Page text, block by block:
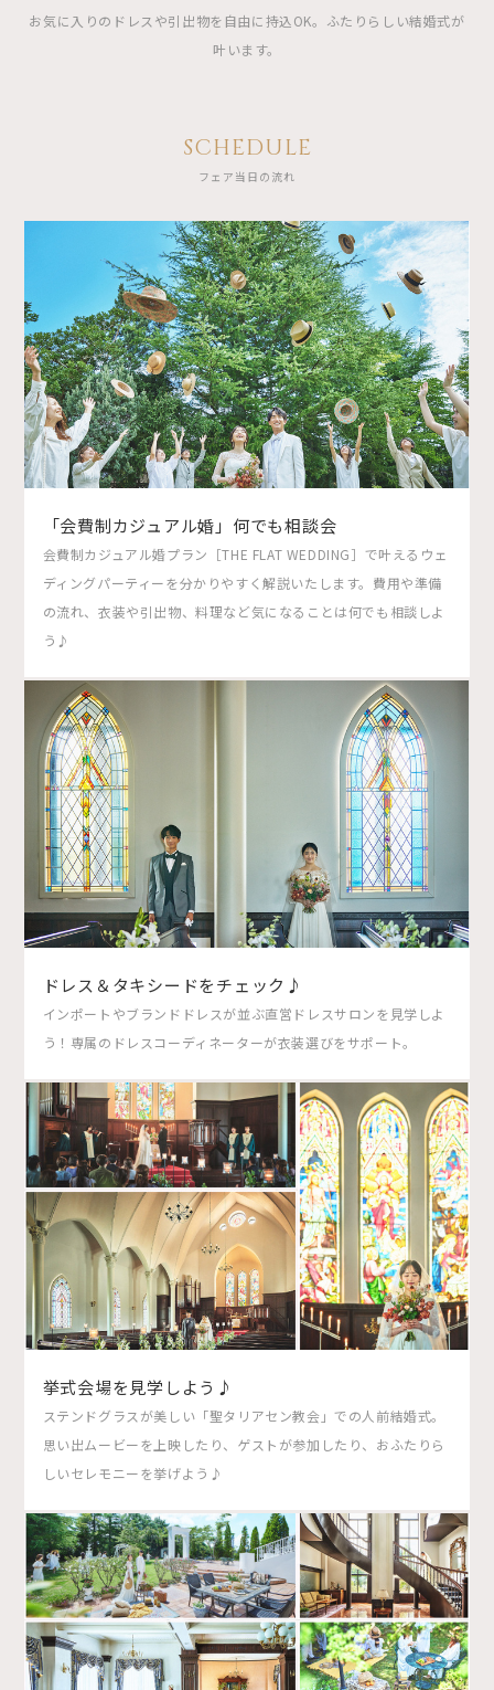
お気に入りのドレスや引出物を自由に持込OK。ふたりらしい結婚式が
叶います。
SCHEDULE
フェア当日の流れ
「会費制カジュアル婚」何でも相談会
会費制カジュアル婚プラン［THE FLAT WEDDING］で叶えるウェ
ディングパーティーを分かりやすく解説いたします。費用や準備
の流れ、衣装や引出物、料理など気になることは何でも相談しよ
う♪
ドレス＆タキシードをチェック♪
インポートやブランドドレスが並ぶ直営ドレスサロンを見学しよ
う！専属のドレスコーディネーターが衣装選びをサポート。
挙式会場を見学しよう♪
ステンドグラスが美しい「聖タリアセン教会」での人前結婚式。
思い出ムービーを上映したり、ゲストが参加したり、おふたりら
しいセレモニーを挙げよう♪